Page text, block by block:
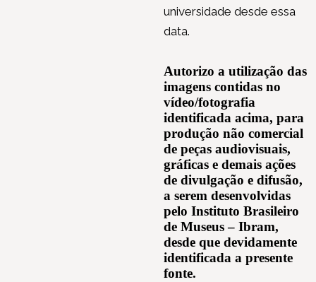
universidade desde essa
data.
Autorizo a utilização das
imagens contidas no
vídeo/fotografia
identificada acima, para
produção não comercial
de peças audiovisuais,
gráficas e demais ações
de divulgação e difusão,
a serem desenvolvidas
pelo Instituto Brasileiro
de Museus – Ibram,
desde que devidamente
identificada a presente
fonte.